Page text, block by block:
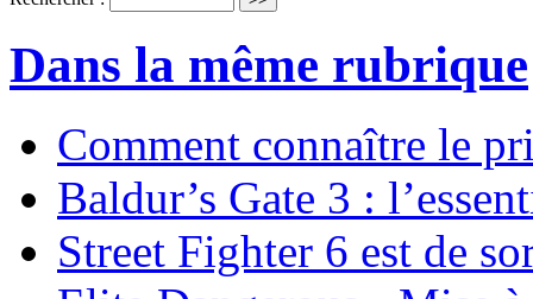
Dans la même rubrique
Comment connaître le
Baldur’s Gate 3 :
Street Fighter 6 est de